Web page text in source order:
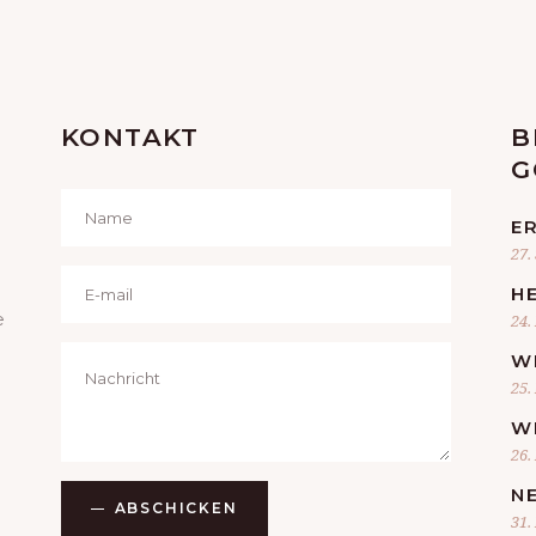
KONTAKT
ABSCHICKEN
27.
24.
25.
26.
31.